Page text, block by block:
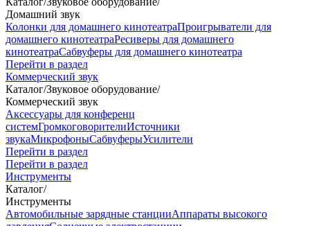
Домашний звук
Колонки для домашнего кинотеатраПроигрыватели для
домашнего кинотеатраРесиверы для домашнего
кинотеатраСабвуферы для домашнего кинотеатра
Перейти в раздел
Коммерческий звук
Каталог/Звуковое оборудование/
Коммерческий звук
Аксессуары для конференц
системГромкоговорителиИсточники
звукаМикрофоныСабвуферыУсилители
Перейти в раздел
Перейти в раздел
Инструменты
Каталог/
Инструменты
Автомобильные зарядные станцииАппараты высокого